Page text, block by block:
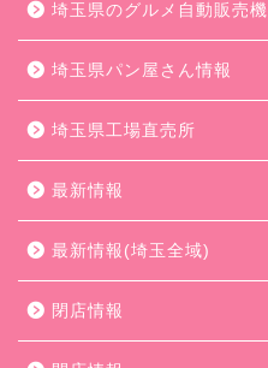
埼玉県のグルメ自動販売機
埼玉県パン屋さん情報
埼玉県工場直売所
最新情報
最新情報(埼玉全域)
閉店情報